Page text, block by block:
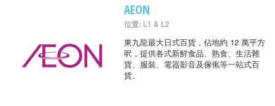
AEON
位置: L1 & L2
東九龍最大日式百貨，佔地約 12 萬平方
呎，提供各式新鮮食品、熟食、生活雜
貨、服裝、電器影音及傢俬等一站式百
貨。